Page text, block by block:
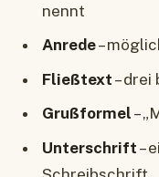
nennt
Anrede–
Fließtext – drei
Grußformel –
Unterschrift –